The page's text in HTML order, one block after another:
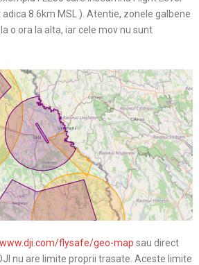
8.6km MSL ). Atentie, zonele galbene
o ora la alta, iar cele mov nu sunt
flysafe/geo-map sau direct
nu are limite proprii trasate. Aceste limite